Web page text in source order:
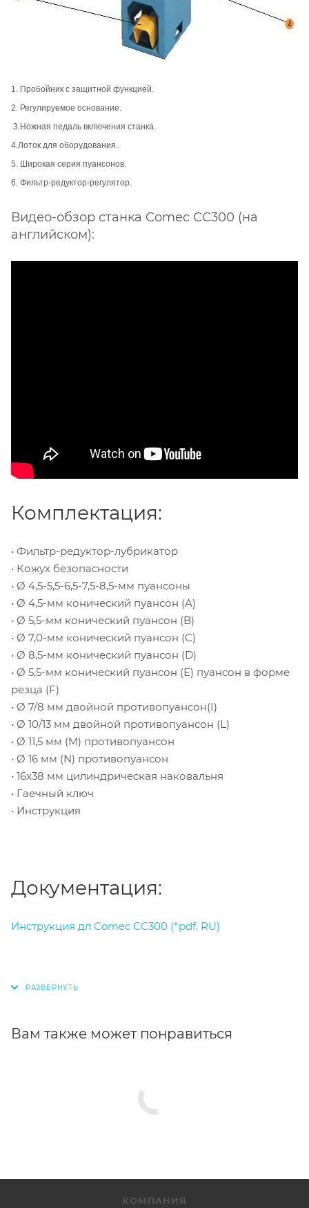
1. Пробойник с защитной функцией.
2. Регулируемое основание.
3.Ножная педаль включения станка.
4.Лоток для оборудования.
5. Широкая серия пуансонов.
6. Фильтр-редуктор-регулятор.
Видео-обзор станка Comec CC300 (на
английском):
Комплектация:
• Фильтр-редуктор-лубрикатор
• Кожух безопасности
• Ø 4,5-5,5-6,5-7,5-8,5-мм пуансоны
• Ø 4,5-мм конический пуансон (A)
• Ø 5,5-мм конический пуансон (B)
• Ø 7,0-мм конический пуансон (C)
• Ø 8,5-мм конический пуансон (D)
• Ø 5,5-мм конический пуансон (E) пуансон в форме
резца (F)
• Ø 7/8 мм двойной противопуансон(I)
• Ø 10/13 мм двойной противопуансон (L)
• Ø 11,5 мм (M) противопуансон
• Ø 16 мм (N) противопуансон
• 16x38 мм цилиндрическая наковальня
• Гаечный ключ
• Инструкция
Документация:
Инструкция дл Comec CC300 (*pdf, RU)
Вам также может понравиться
КОМПАНИЯ